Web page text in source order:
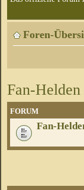
Foren-
Fan-Helden
FORUM
Fan-